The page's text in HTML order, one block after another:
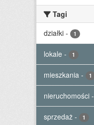
Tagi
działki - 1
lokale - 1
mieszkania - 1
nieruchomości -
sprzedaż - 1